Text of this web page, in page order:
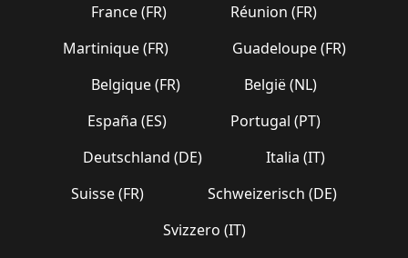
France (FR)
Réunion (FR)
Martinique (FR)
Guadeloupe (FR)
Belgique (FR)
België (NL)
España (ES)
Portugal (PT)
Deutschland (DE)
Italia (IT)
Suisse (FR)
Schweizerisch (DE)
Svizzero (IT)